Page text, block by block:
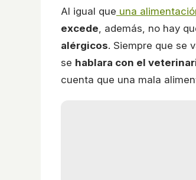
Al igual que una
excede , además, no hay
alérgicos. Siempre que se
se hablara con el
cuenta que una mala